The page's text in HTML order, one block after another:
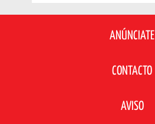
ANÚNCIATE
CONTACTO
AVISO